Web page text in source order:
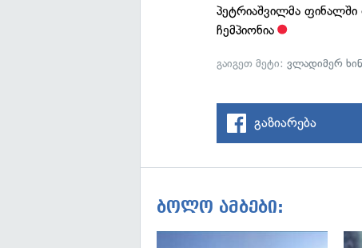
პეტრიაშვილმა
ჩემპიონია
გაიგეთ მეტი:ვლადიმერ
გაზიარება
ბოლო ამბები: